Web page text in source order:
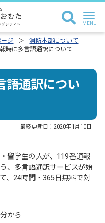
ジ
消防本部について
時に多言語通訳について
語通訳につい
最終更新日：2020年1月10日
留学生の人が、119番通報
、多言語通訳サービスが始
、24時間・365日無料で対
から